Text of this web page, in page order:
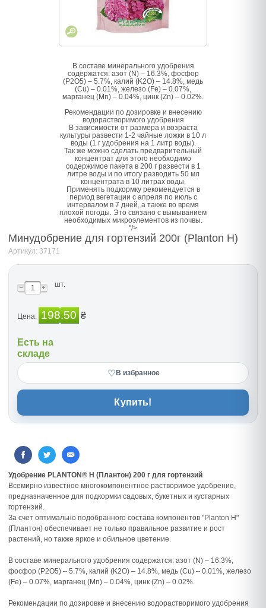
В составе минерального удобрения
содержатся: азот (N) – 16.3%, фосфор
(P2O5) – 5.7%, калий (K2O) – 14.8%, медь
(Cu) – 0.01%, железо (Fe) – 0.07%,
марганец (Mn) – 0.04%, цинк (Zn) – 0.02%.
Рекомендации по дозировке и внесению
водорастворимого удобрения
В зависимости от размера и возраста
культуры развести 1-2 чайные ложки в 10 л
воды (1 г удобрения на 1 литр воды).
Так же можно сделать предварительный
концентрат для этого необходимо
содержимое пакета в 200 г развести в 1
литре воды и по итогу разводить 50 мл
концентрата в 10 литрах воды.
Применять подкормку рекомендуется в
период вегетации с апреля по июль с
интервалом в 7 дней, а также во время
плохой погоды. Это связано с вымыванием
необходимых микроэлементов из почвы.
"/>
Минудобрение для гортензий 200г (Planton H)
Артикул: 37171
шт.
Цена: 198.50 ₴
Есть на
складе
♡ В избранное
Купить!
Удобрение PLANTON® H (Плантон) 200 г для гортензий
Всемирно известное многокомпонентное растворимое удобрение,
предназначенное для подкормки садовых, букетных и кустарных
гортензий.
За счет оптимально подобранного состава компонентов "Planton H"
(Плантон) обеспечивает не только правильное развитие и рост
растений, но также яркое и обильное цветение.
В составе минерального удобрения содержатся: азот (N) – 16.3%,
фосфор (P2O5) – 5.7%, калий (K2O) – 14.8%, медь (Cu) – 0.01%, железо
(Fe) – 0.07%, марганец (Mn) – 0.04%, цинк (Zn) – 0.02%.
Рекомендации по дозировке и внесению водорастворимого удобрения